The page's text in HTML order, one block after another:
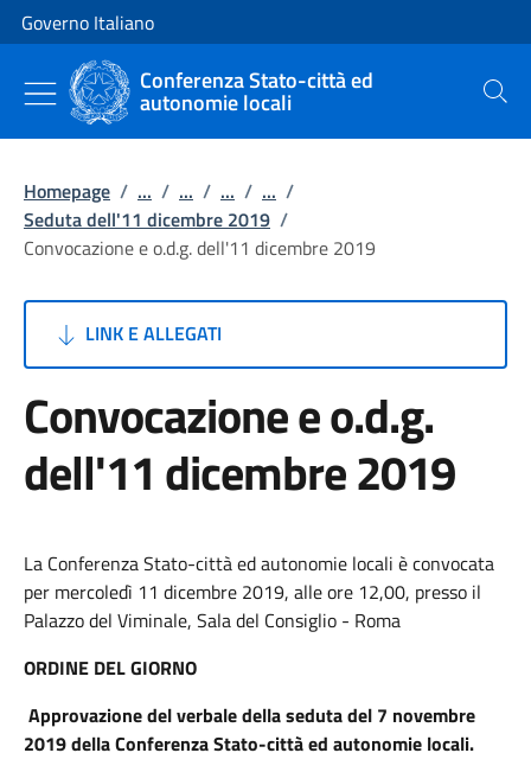
Vai al contenuto
Vai alla navigazione del sito
Governo Italiano
Conferenza Stato-città ed
autonomie locali Cerca
Homepage / ... / ... / ... / ... /
Seduta dell'11 dicembre 2019 /
Convocazione e o.d.g. dell'11 dicembre 2019
LINK E ALLEGATI
Convocazione e o.d.g.
dell'11 dicembre 2019
La Conferenza Stato-città ed autonomie locali è convocata
per mercoledì 11 dicembre 2019, alle ore 12,00, presso il
Palazzo del Viminale, Sala del Consiglio - Roma
ORDINE DEL GIORNO
Approvazione del verbale della seduta del 7 novembre
2019 della Conferenza Stato-città ed autonomie locali.